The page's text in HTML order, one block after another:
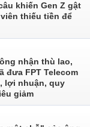
khiến Gen Z gật
thiếu tiền để
nhận thù lao,
đưa FPT Telecom
lợi nhuận, quy
giảm